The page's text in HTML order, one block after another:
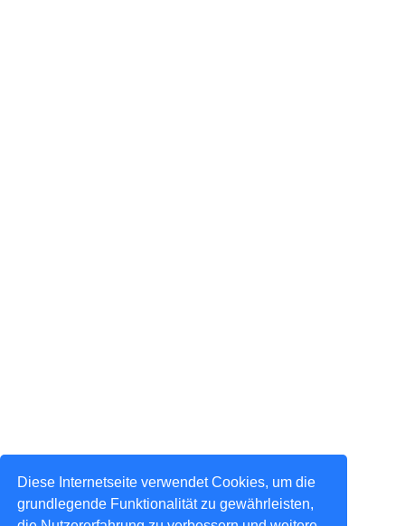
Diese Internetseite verwendet Cookies, um die
grundlegende Funktionalität zu gewährleisten,